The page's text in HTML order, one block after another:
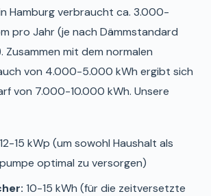
Hamburg verbraucht ca. 3.000-
pro Jahr (je nach Dämmstandard
Zusammen mit dem normalen
von 4.000-5.000 kWh ergibt sich
von 7.000-10.000 kWh. Unsere
12-15 kWp (um sowohl Haushalt als
optimal zu versorgen)
10-15 kWh (für die zeitversetzte